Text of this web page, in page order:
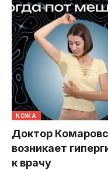
КОЖА
Доктор
возникает
к врачу